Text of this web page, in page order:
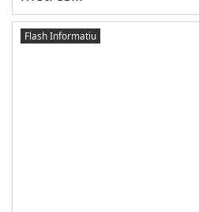
Flash Informatiu